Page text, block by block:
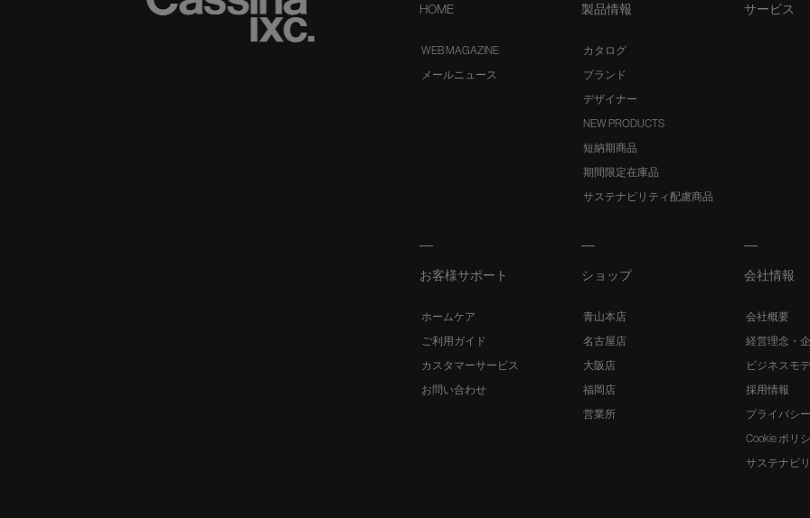
HOME
WEB MAGAZINE
メールニュース
製品情報
カタログ
ブランド
デザイナー
NEW PRODUCTS
短納期商品
期間限定在庫品
サステナビリティ配慮商品
サービス
お客様サポート
ホームケア
ご利用ガイド
カスタマーサービス
お問い合わせ
ショップ
青山本店
名古屋店
大阪店
福岡店
営業所
会社情報
会社概要
経営理念・
ビジネスモ
採用情報
プライバシ
Cookie ポリ
サステナビ